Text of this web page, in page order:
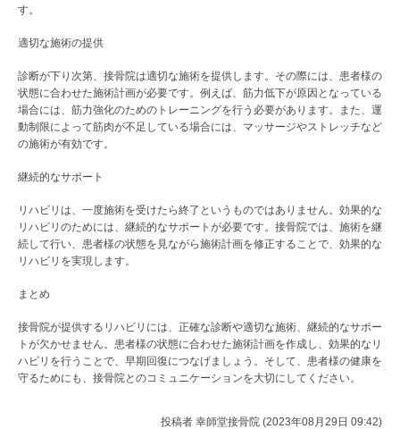
す。
適切な施術の提供
診断が下り次第、接骨院は適切な施術を提供します。その際には、患者様の
状態に合わせた施術計画が必要です。例えば、筋力低下が原因となっている
場合には、筋力強化のためのトレーニングを行う必要があります。また、運
動制限によって筋肉が不足している場合には、マッサージやストレッチなど
の施術が有効です。
継続的なサポート
リハビリは、一度施術を受けたら終了というものではありません。効果的な
リハビリのためには、継続的なサポートが必要です。接骨院では、施術を継
続して行い、患者様の状態を見ながら施術計画を修正することで、効果的な
リハビリを実現します。
まとめ
接骨院が提供するリハビリには、正確な診断や適切な施術、継続的なサポー
トが欠かせません。患者様の状態に合わせた施術計画を作成し、効果的なリ
ハビリを行うことで、早期回復につなげましょう。そして、患者様の健康を
守るためにも、接骨院とのコミュニケーションを大切にしてください。
投稿者 幸師堂接骨院 (2023年08月29日 09:42)